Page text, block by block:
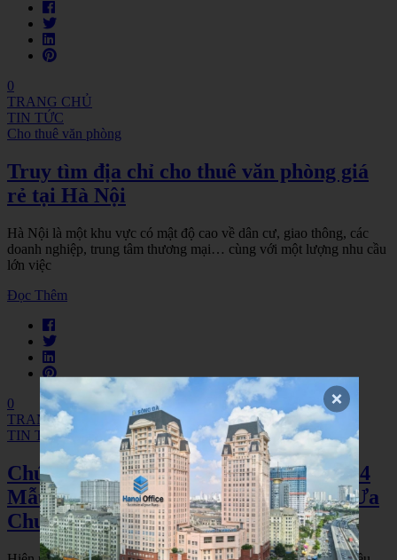
0
TRANG CHỦ
TIN TỨC
Cho thuê văn phòng
Truy tìm địa chỉ cho thuê văn phòng giá
rẻ tại Hà Nội
Hà Nội là một khu vực có mật độ cao về dân cư, giao thông, các
doanh nghiệp, trung tâm thương mại… cùng với một lượng nhu cầu
lớn việc
Đọc Thêm
0
TRANG CHỦ
TIN TỨC
Chức Năng Của Văn Phòng Hiện Đại? 4
Mẫu Phòng Làm Việc Hiện Đại Được Ưa
Chuộng